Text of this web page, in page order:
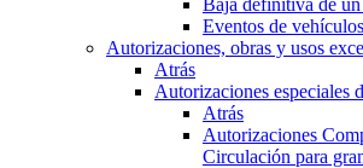
Baja definitiva de
Eventos de
Autorizaciones, obras y usos
Atrás
Autorizaciones especiales
Atrás
Autorizaciones
Circulación para